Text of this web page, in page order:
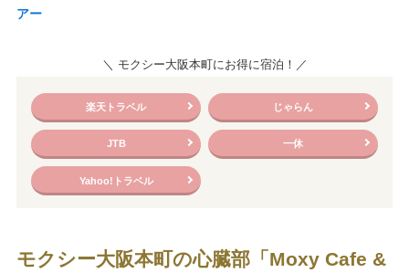
アー
＼ モクシー大阪本町にお得に宿泊！／
楽天トラベル じゃらん
JTB 一休
Yahoo!トラベル
モクシー大阪本町の心臓部「Moxy Cafe &